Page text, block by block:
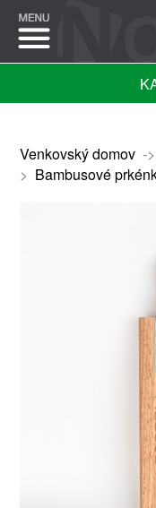
Venkovský domov->
> Bambusové